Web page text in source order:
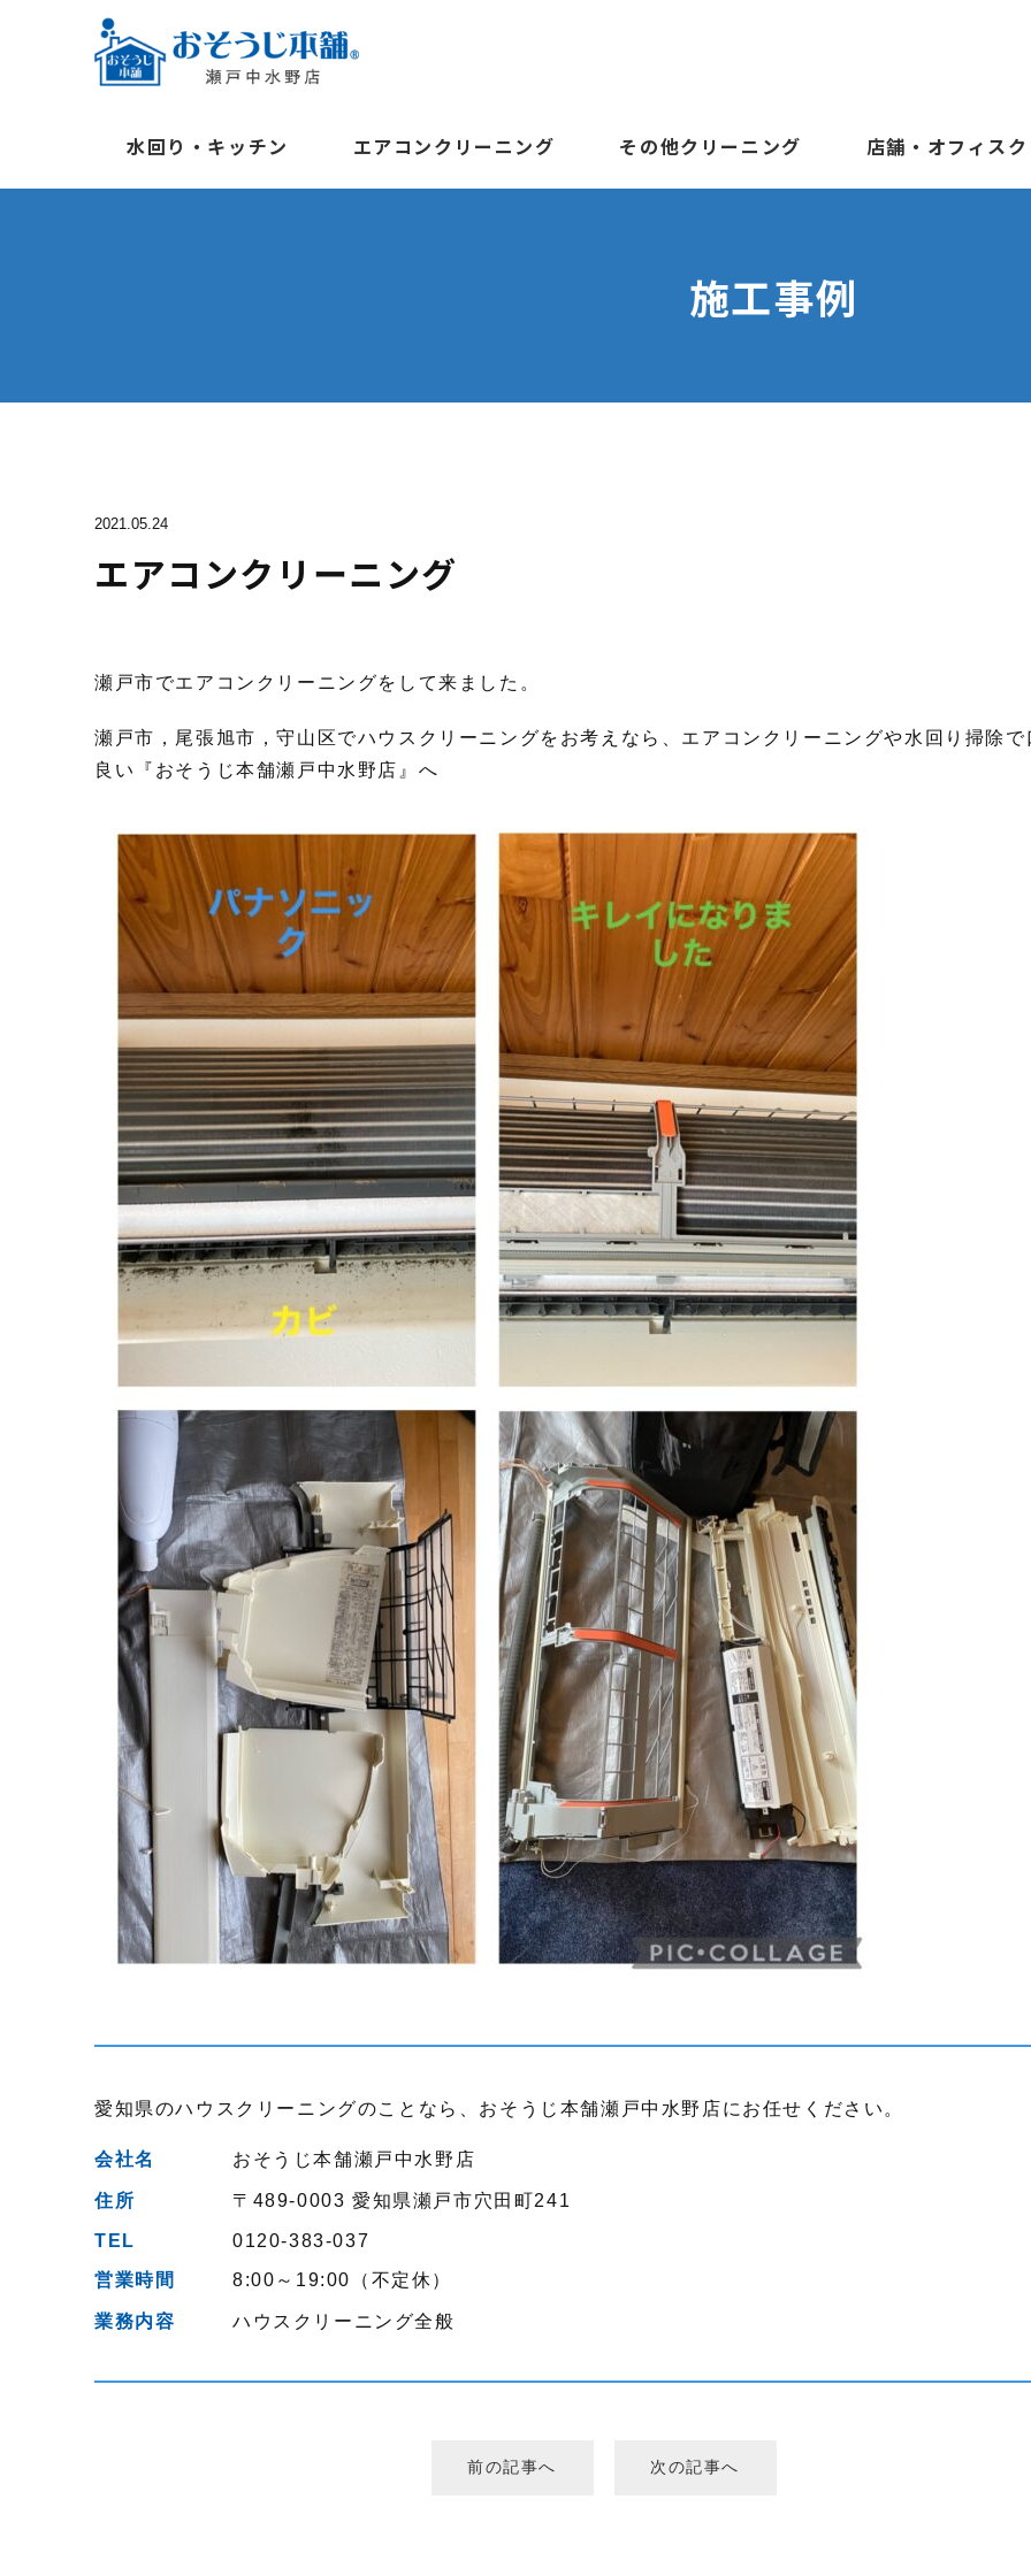
水回り・キッチン エアコンクリーニング その他クリーニング 店舗・オフィス
施工事例
2021.05.24
エアコンクリーニング
瀬戸市でエアコンクリーニングをして来ました。
瀬戸市，尾張旭市，守山区でハウスクリーニングをお考えなら、エアコンクリーニングや水回り掃除で
良い『おそうじ本舗瀬戸中水野店』へ
愛知県のハウスクリーニングのことなら、おそうじ本舗瀬戸中水野店にお任せください。
会社名 おそうじ本舗瀬戸中水野店
住所 〒489-0003 愛知県瀬戸市穴田町241
TEL
0120-383-037
営業時間
8:00～19:00（不定休）
業務内容 ハウスクリーニング全般
前の記事へ 次の記事へ